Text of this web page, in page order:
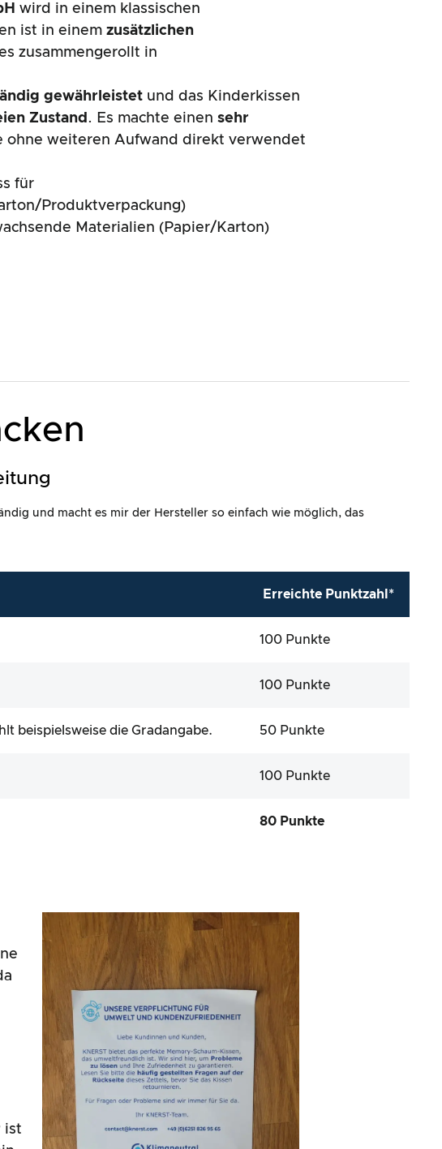
wird in einem klassischen
ist in einemzusätzlichen
zusammengerollt in
gewährleistet und das Kinderkissen
Zustand . Es machte einensehr
ohne weiteren Aufwand direkt verwendet
für
Produktverpackung)
Materialien (Papier/Karton)
und macht es mir der Hersteller so einfach wie möglich, das
Erreichte Punktzahl*
100 Punkte
100 Punkte
beispielsweise die Gradangabe. 50 Punkte
100 Punkte
80 Punkte
ist